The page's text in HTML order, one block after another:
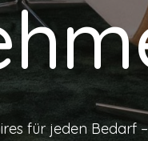
für jeden Bedarf